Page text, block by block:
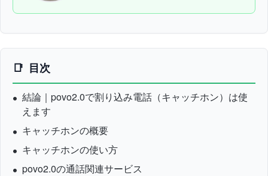
目次
結論｜povo2.0で割り込み電話（キャッチホン）は使
えます
キャッチホンの概要
キャッチホンの使い方
povo2.0の通話関連サービス